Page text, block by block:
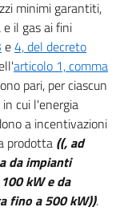
minimi garantiti,
il gas ai fini
e4, del decreto
articolo 1, comma
pari, per ciascun
cui l'energia
a incentivazioni
prodotta ((, ad
da impianti
kW e da
fino a 500 kW)).